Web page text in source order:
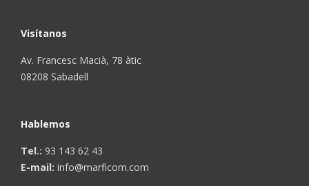
Visítanos
Av. Francesc Macià, 78 àtic
08208 Sabadell
Hablemos
Tel.: 93 143 62 43
E-mail: info@marficom.com